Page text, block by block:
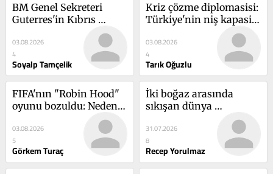
BM Genel Sekreteri
Guterres'in Kıbrıs
ziyareti nasıl okunmalı?
03.08.2026
4
Soyalp Tamçelik
Kriz çözme diplomasisi:
Türkiye'nin niş kapasite
03.08.2026
4
Tarık Oğuzlu
FIFA'nın "Robin Hood"
oyunu bozuldu: Neden
hedefe ulaşılamadı?
03.08.2026
5
Görkem Turaç
İki boğaz arasında
sıkışan dünya
bekliyor?
31.07.2026
8
Recep Yorulmaz